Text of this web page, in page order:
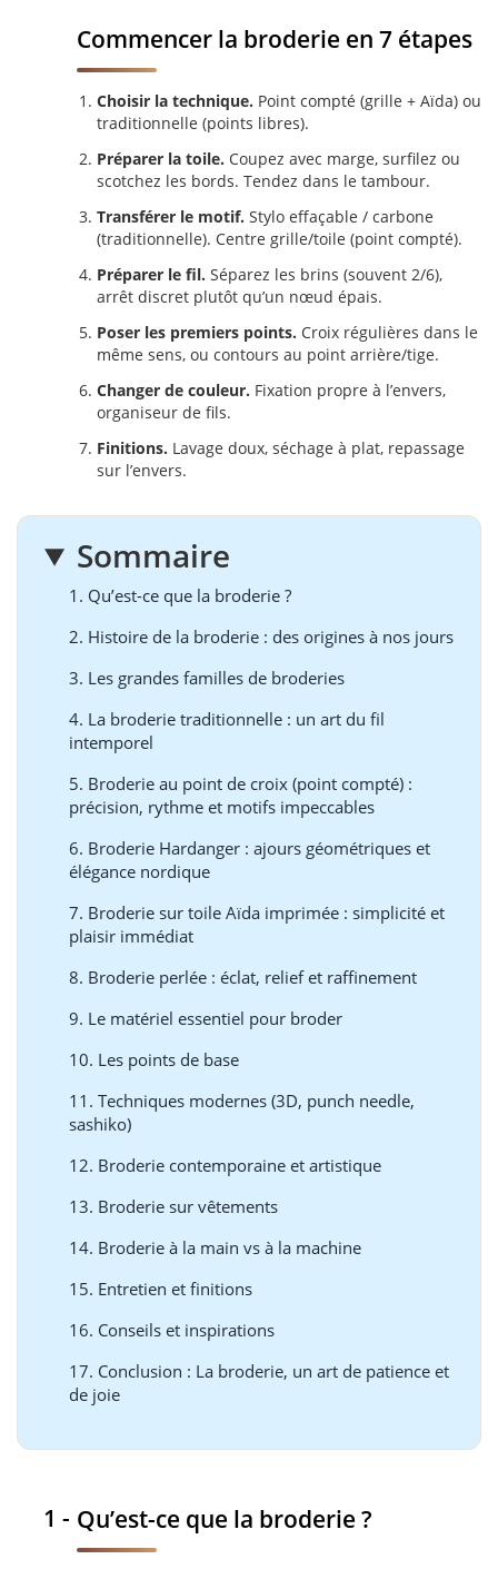
Commencer la broderie en 7 étapes
Choisir la technique. Point compté (grille + Aïda) ou
traditionnelle (points libres).
Préparer la toile. Coupez avec marge, surfilez ou
scotchez les bords. Tendez dans le tambour.
Transférer le motif. Stylo effaçable / carbone
(traditionnelle). Centre grille/toile (point compté).
Préparer le fil. Séparez les brins (souvent 2/6),
arrêt discret plutôt qu’un nœud épais.
Poser les premiers points. Croix régulières dans le
même sens, ou contours au point arrière/tige.
Changer de couleur. Fixation propre à l’envers,
organiseur de fils.
Finitions. Lavage doux, séchage à plat, repassage
sur l’envers.
Sommaire
1. Qu’est-ce que la broderie ?
2. Histoire de la broderie : des origines à nos jours
3. Les grandes familles de broderies
4. La broderie traditionnelle : un art du fil
intemporel
5. Broderie au point de croix (point compté) :
précision, rythme et motifs impeccables
6. Broderie Hardanger : ajours géométriques et
élégance nordique
7. Broderie sur toile Aïda imprimée : simplicité et
plaisir immédiat
8. Broderie perlée : éclat, relief et raffinement
9. Le matériel essentiel pour broder
10. Les points de base
11. Techniques modernes (3D, punch needle,
sashiko)
12. Broderie contemporaine et artistique
13. Broderie sur vêtements
14. Broderie à la main vs à la machine
15. Entretien et finitions
16. Conseils et inspirations
17. Conclusion : La broderie, un art de patience et
de joie
Qu’est-ce que la broderie ?